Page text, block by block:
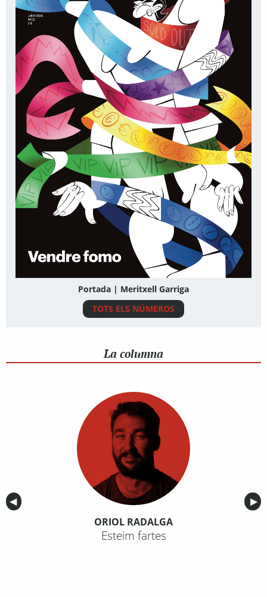
Portada | Meritxell Garriga
TOTS ELS NÚMEROS
La columna
Anterior
◀︎ ▶︎
ORIOL RADALGA
Esteim fartes